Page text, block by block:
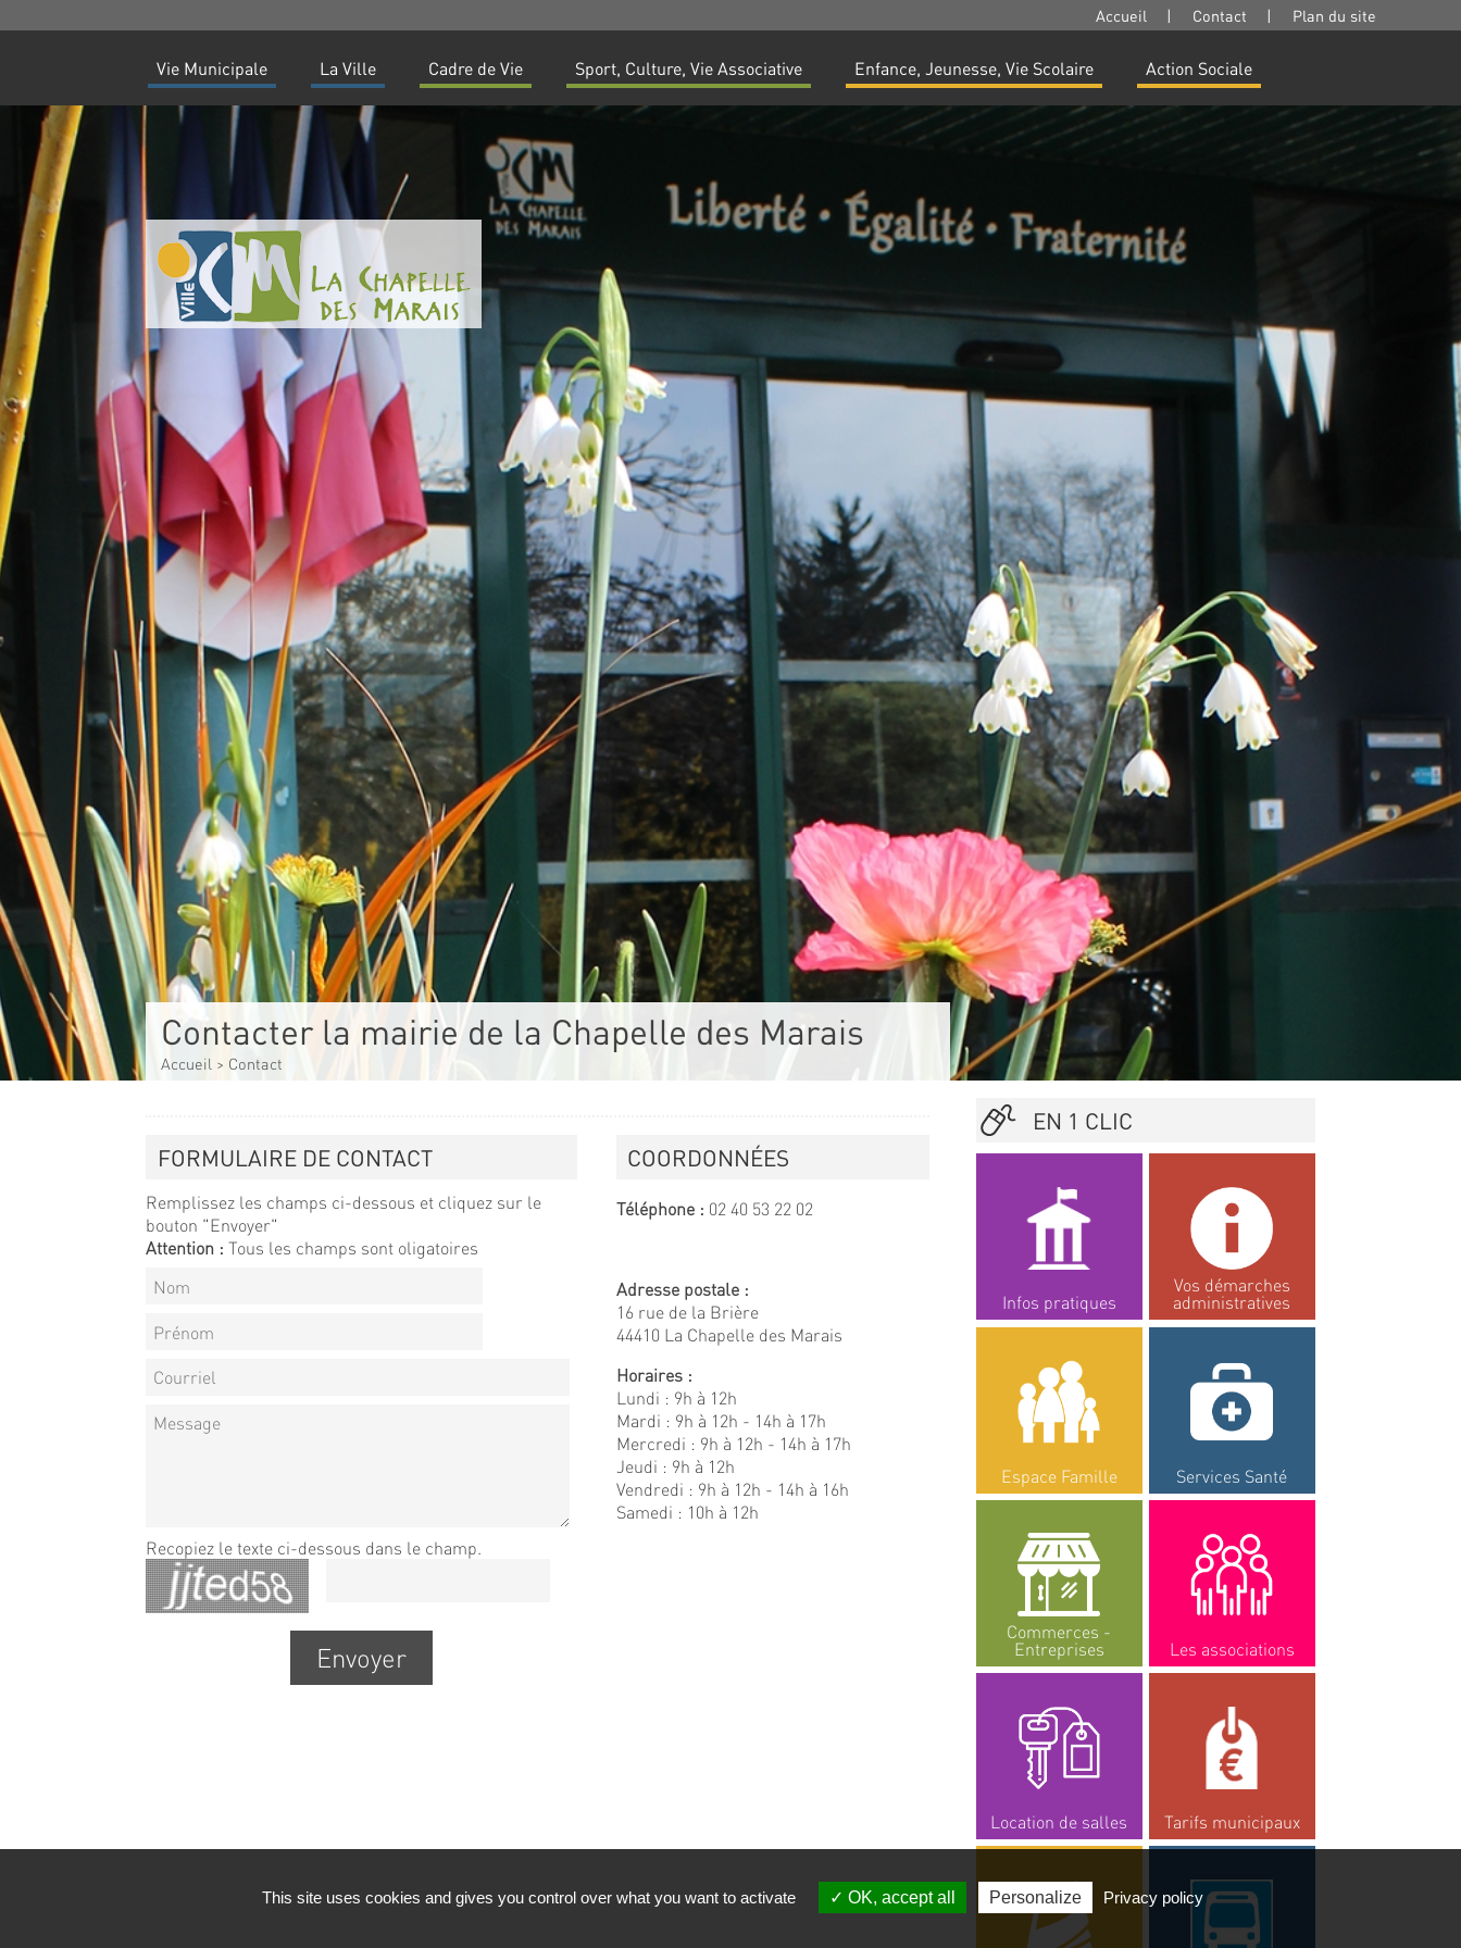
Accueil | Contact | Plan du site
Vie Municipale La Ville Cadre de Vie Sport, Culture, Vie Associative Enfance, Jeunesse, Vie Scolaire Action Sociale
Contacter la mairie de la Chapelle des Marais
Accueil > Contact
FORMULAIRE DE CONTACT
Remplissez les champs ci-dessous et cliquez sur le
bouton "Envoyer"
Attention :Tous les champs sont oligatoires
Recopiez le texte ci-dessous dans le champ.
COORDONNÉES
Téléphone : 02 40 53 22 02
Adresse postale :
16 rue de la Brière
44410 La Chapelle des Marais
Horaires :
Lundi : 9h à 12h
Mardi : 9h à 12h - 14h à 17h
Mercredi : 9h à 12h - 14h à 17h
Jeudi : 9h à 12h
Vendredi : 9h à 12h - 14h à 16h
Samedi : 10h à 12h
EN 1 CLIC
Infos pratiques
Vos démarches
administratives
Espace Famille Services Santé
Commerces -
Entreprises Les associations
Location de salles Tarifs municipaux
This site uses cookies and gives you control over what you want to activate OK, accept all Personalize Privacy policy